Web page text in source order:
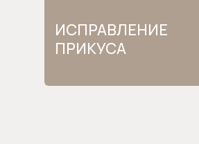
ИСПРАВЛЕНИЕ
ПРИКУСА